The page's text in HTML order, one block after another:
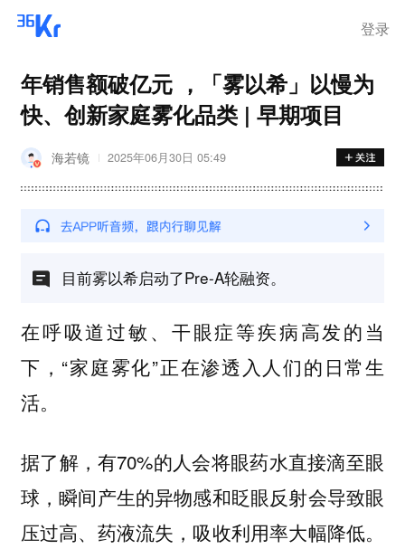
登录
年销售额破亿元 ，「雾以希」以慢为
快、创新家庭雾化品类 | 早期项目
海若镜 2025年06月30日 05:49
目前雾以希启动了Pre-A轮融资。
在呼吸道过敏、干眼症等疾病高发的当
下，“家庭雾化”正在渗透入人们的日常生
活。
据了解，有70%的人会将眼药水直接滴至眼
球，瞬间产生的异物感和眨眼反射会导致眼
压过高、药液流失，吸收利用率大幅降低。